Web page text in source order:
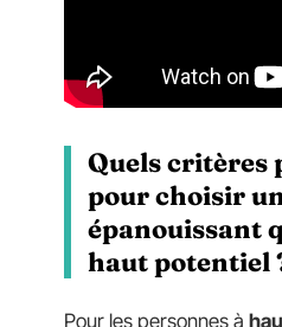
Quels critères
pour choisir
épanouissant
haut potentiel
Pour les personnes à